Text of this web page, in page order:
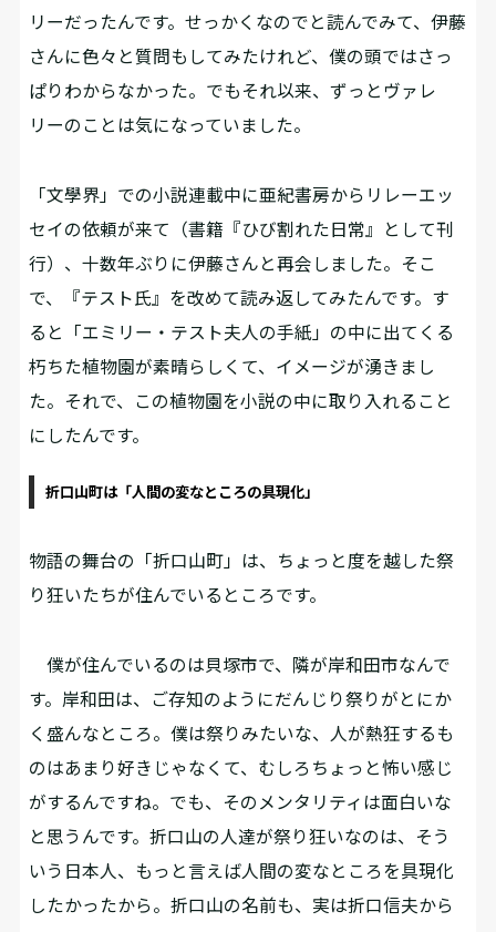
リーだったんです。せっかくなのでと読んでみて、伊藤
さんに色々と質問もしてみたけれど、僕の頭ではさっ
ぱりわからなかった。でもそれ以来、ずっとヴァレ
リーのことは気になっていました。
「文學界」での小説連載中に亜紀書房からリレーエッ
セイの依頼が来て（書籍『ひび割れた日常』として刊
行）、十数年ぶりに伊藤さんと再会しました。そこ
で、『テスト氏』を改めて読み返してみたんです。す
ると「エミリー・テスト夫人の手紙」の中に出てくる
朽ちた植物園が素晴らしくて、イメージが湧きまし
た。それで、この植物園を小説の中に取り入れること
にしたんです。
折口山町は「人間の変なところの具現化」
――物語の舞台の「折口山町」は、ちょっと度を越した祭
り狂いたちが住んでいるところです。
僕が住んでいるのは貝塚市で、隣が岸和田市なんで
す。岸和田は、ご存知のようにだんじり祭りがとにか
く盛んなところ。僕は祭りみたいな、人が熱狂するも
のはあまり好きじゃなくて、むしろちょっと怖い感じ
がするんですね。でも、そのメンタリティは面白いな
と思うんです。折口山の人達が祭り狂いなのは、そう
いう日本人、もっと言えば人間の変なところを具現化
したかったから。折口山の名前も、実は折口信夫から